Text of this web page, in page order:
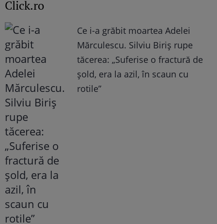
Click.ro
Ce i-a grăbit moartea Adelei
Mărculescu. Silviu Biriș rupe
tăcerea: „Suferise o fractură de
șold, era la azil, în scaun cu
rotile”